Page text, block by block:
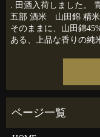
. 田酒入荷しました
五部 酒米 山田錦 精
そのままに、山田錦
ある、上品な香りの